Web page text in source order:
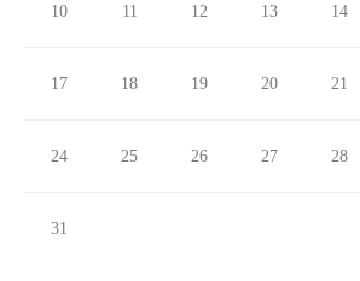
10 11 12 13 14
17 18 19 20 21
24 25 26 27 28
31